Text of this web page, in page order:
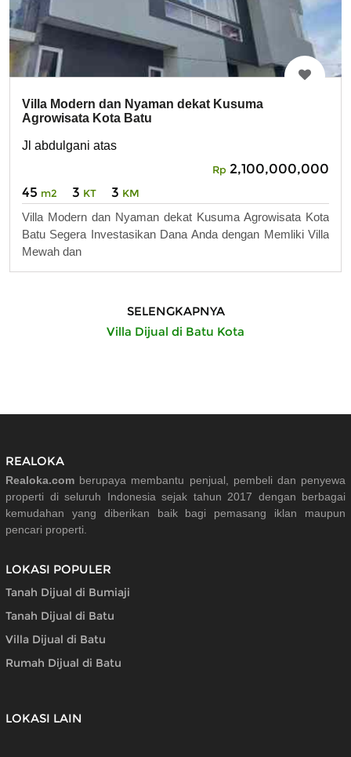
Villa Modern dan Nyaman dekat Kusuma
Agrowisata Kota Batu
Jl abdulgani atas
Rp 2,100,000,000
45 m2 3 KT 3 KM
Villa Modern dan Nyaman dekat Kusuma Agrowisata Kota
Batu Segera Investasikan Dana Anda dengan Memliki Villa
Mewah dan
SELENGKAPNYA
Villa Dijual di Batu Kota
REALOKA
Realoka.com berupaya membantu penjual, pembeli dan penyewa
properti di seluruh Indonesia sejak tahun 2017 dengan berbagai
kemudahan yang diberikan baik bagi pemasang iklan maupun
pencari properti.
LOKASI POPULER
Tanah Dijual di Bumiaji
Tanah Dijual di Batu
Villa Dijual di Batu
Rumah Dijual di Batu
LOKASI LAIN